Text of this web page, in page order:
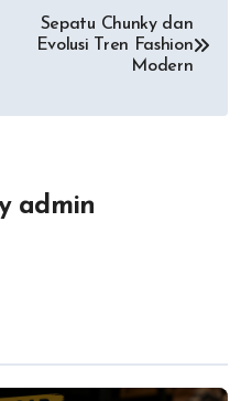
Sepatu Chunky dan
Evolusi Tren Fashion
Modern
admin